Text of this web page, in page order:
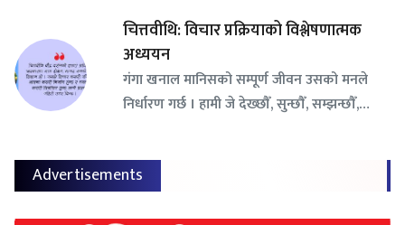
चित्तवीथि: विचार प्रक्रियाको विश्लेषणात्मक
अध्ययन
गंगा खनाल मानिसको सम्पूर्ण जीवन उसको मनले
निर्धारण गर्छ । हामी जे देख्छौँ, सुन्छौँ, सम्झन्छौँ,…
Advertisements